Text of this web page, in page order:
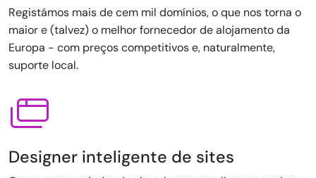
Registámos mais de cem mil domínios, o que nos torna o
maior e (talvez) o melhor fornecedor de alojamento da
Europa - com preços competitivos e, naturalmente,
suporte local.
Designer inteligente de sites